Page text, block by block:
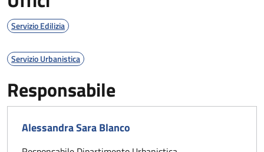
Servizio Edilizia
Servizio Urbanistica
Responsabile
Alessandra Sara Blanco